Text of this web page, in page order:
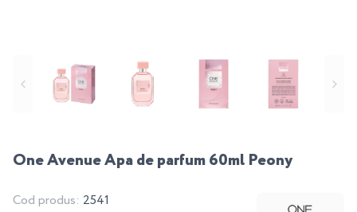
One Avenue Apa de parfum 60ml Peony
Cod produs: 2541